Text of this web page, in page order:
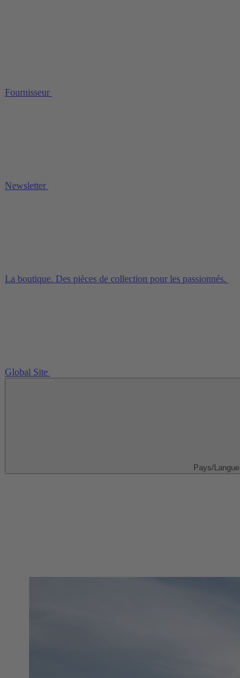
Fournisseur
Newsletter
La boutique. Des pièces de collection pour les passionnés.
Global Site
Pays/Langue